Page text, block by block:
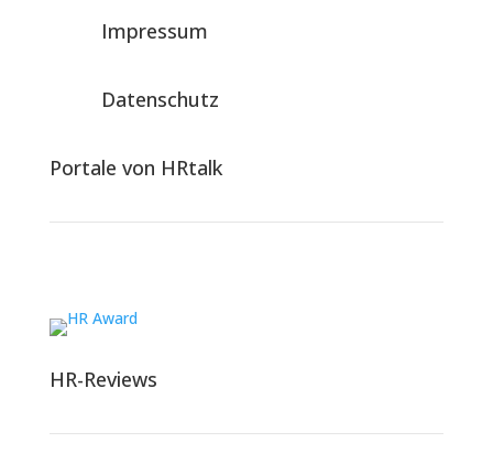
Impressum
Datenschutz
Portale von HRtalk
HR-Reviews